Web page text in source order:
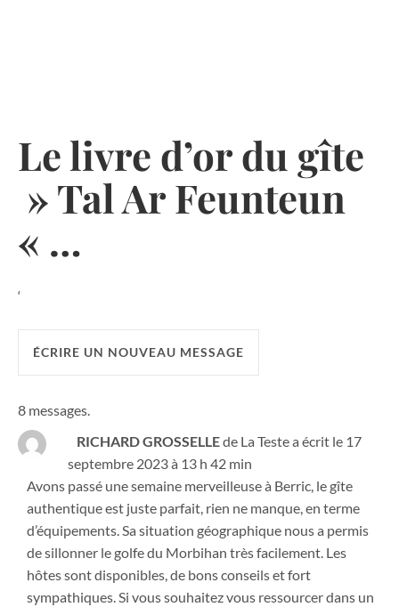
Le livre d’or du gîte
» Tal Ar Feunteun
« …
‘
8 messages.
RICHARD GROSSELLEde La Testea écrit le 17
septembre 2023à 13 h 42 min
Avons passé une semaine merveilleuse à Berric, le gîte
authentique est juste parfait, rien ne manque, en terme
d’équipements. Sa situation géographique nous a permis
de sillonner le golfe du Morbihan très facilement. Les
hôtes sont disponibles, de bons conseils et fort
sympathiques. Si vous souhaitez vous ressourcer dans un